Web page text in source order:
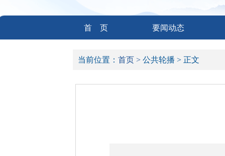
首 页 要闻动态
当前位置： 首页 > 公共轮播 > 正文